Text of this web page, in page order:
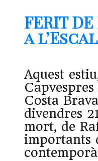
FERIT
a
Aquest
Costa
divendres
mort, de
importants